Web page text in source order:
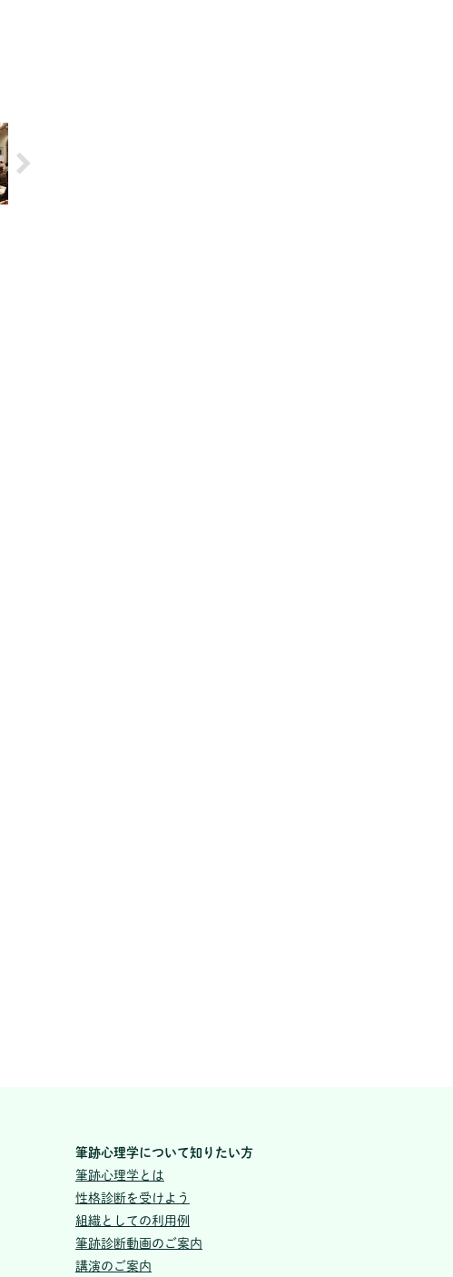
筆跡心理学について知りたい方
筆跡心理学とは
性格診断を受けよう
組織としての利用例
筆跡診断動画のご案内
講演のご案内